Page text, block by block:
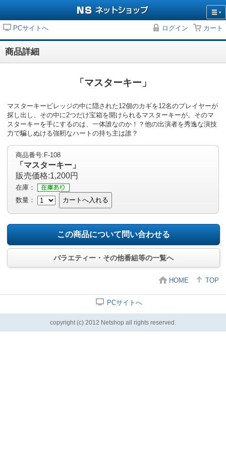
PCサイトへ ログイン カート
商品詳細
「マスターキー」
マスターキービレッジの中に隠された12個のカギを12名のプレイヤーが
探し出し、その中に2つだけ宝箱を開けられるマスターキーが。そのマ
スターキーを手にするのは、一体誰なのか！？他の出演者を秀逸な演技
力で騙しぬける強靭なハートの持ち主は誰？
商品番号:F-108
「マスターキー」
販売価格:1,200円
在庫：
数量：
カートへ入れる
この商品について問い合わせる
バラエティー・その他番組等の一覧へ
HOME TOP
PCサイトへ
copyright (c) 2012 Netshop all rights reserved.